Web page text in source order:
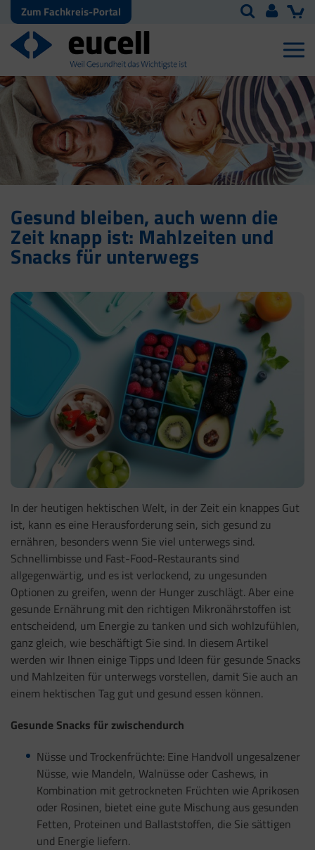
Zum Fachkreis-Portal
Gesund bleiben, auch wenn die
Zeit knapp ist: Mahlzeiten und
Snacks für unterwegs
In der heutigen hektischen Welt, in der Zeit ein knappes Gut
ist, kann es eine Herausforderung sein, sich gesund zu
ernähren, besonders wenn Sie viel unterwegs sind.
Schnellimbisse und Fast-Food-Restaurants sind
allgegenwärtig, und es ist verlockend, zu ungesunden
Optionen zu greifen, wenn der Hunger zuschlägt. Aber eine
gesunde Ernährung mit den richtigen Mikronährstoffen ist
entscheidend, um Energie zu tanken und sich wohlzufühlen,
ganz gleich, wie beschäftigt Sie sind. In diesem Artikel
werden wir Ihnen einige Tipps und Ideen für gesunde Snacks
und Mahlzeiten für unterwegs vorstellen, damit Sie auch an
einem hektischen Tag gut und gesund essen können.
Gesunde Snacks für zwischendurch
Nüsse und Trockenfrüchte: Eine Handvoll ungesalzener
Nüsse, wie Mandeln, Walnüsse oder Cashews, in
Kombination mit getrockneten Früchten wie Aprikosen
oder Rosinen, bietet eine gute Mischung aus gesunden
Fetten, Proteinen und Ballaststoffen, die Sie sättigen
und Energie liefern.